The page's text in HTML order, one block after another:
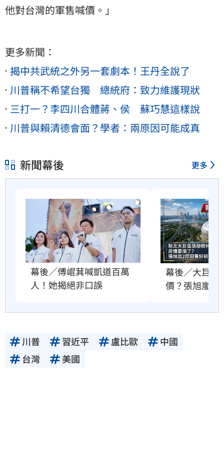
他對台灣的軍售喊價。」
更多新聞：
揭中共武統之外另一套劇本！王丹全說了
川普稱不希望台獨 總統府：致力維護現狀
三打一？李四川合體蔣、侯 蘇巧慧這樣說
川普與賴清德會面？學者：兩原因可能成真
新聞幕後 更多
幕後／傅崐萁喊凱道百萬
人！她揭絕非口誤
幕後／大巨蛋
價？張旭嵐這
川普 習近平 盧比歐
中國
台灣
美國